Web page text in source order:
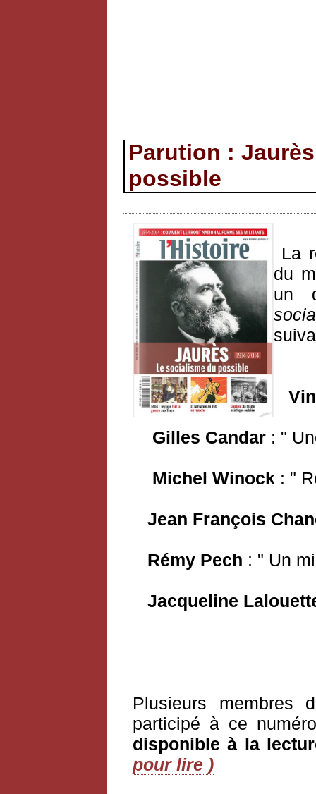
Parution :
possible
La
du
un
Gilles Candar : "
Michel Winock : "
Jean François
Rémy Pech : " Un
Jacqueline
Plusieurs membres
participé à ce
disponible à la
pour lire )